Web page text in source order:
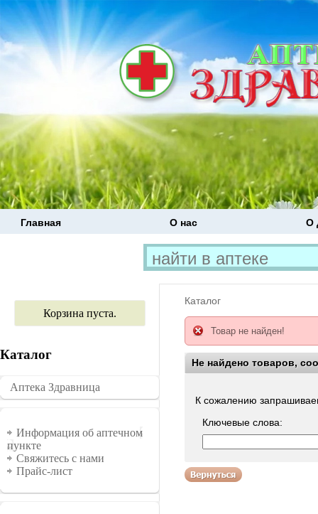
Главная О нас О
Корзина пуста.
Каталог
�������
Аптека Здравница
Информация
Информация об аптечном
пункте
Свяжитесь с нами
Прайс-лист
Каталог
Товар не найден!
Не найдено товаров,
К сожалению
Ключевые слова: